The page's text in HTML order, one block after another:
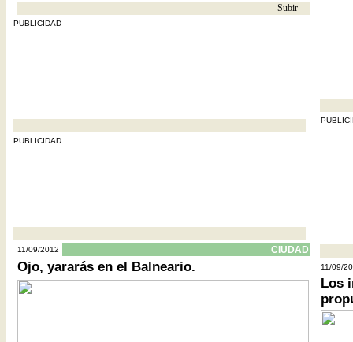
Subir
PUBLICIDAD
PUBLICIDAD
11/09/2012 CIUDAD
Ojo, yararás en el Balneario. 11/09/
Los